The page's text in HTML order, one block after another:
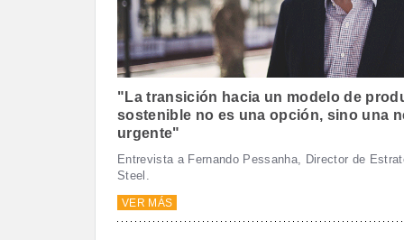
"La transición hacia un modelo de
sostenible no es una opción, sino una
urgente"
Entrevista a Fernando Pessanha, Director de
Steel.
VER MÁS